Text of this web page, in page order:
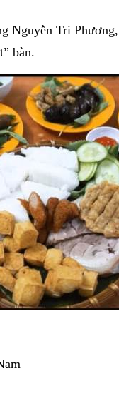
Nguyễn Tri
bàn.